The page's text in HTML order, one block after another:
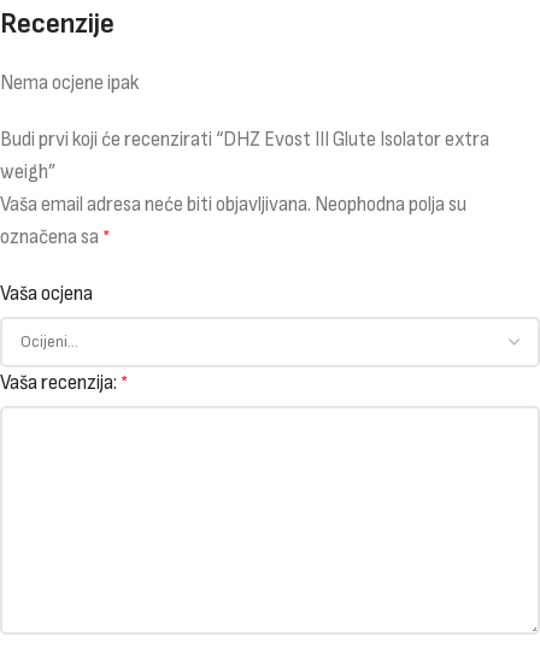
Recenzije
Nema ocjene ipak
Budi prvi koji će recenzirati “DHZ Evost III Glute Isolator extra
weigh”
Vaša email adresa neće biti objavljivana. Neophodna polja su
označena sa *
Vaša ocjena
Vaša recenzija: *